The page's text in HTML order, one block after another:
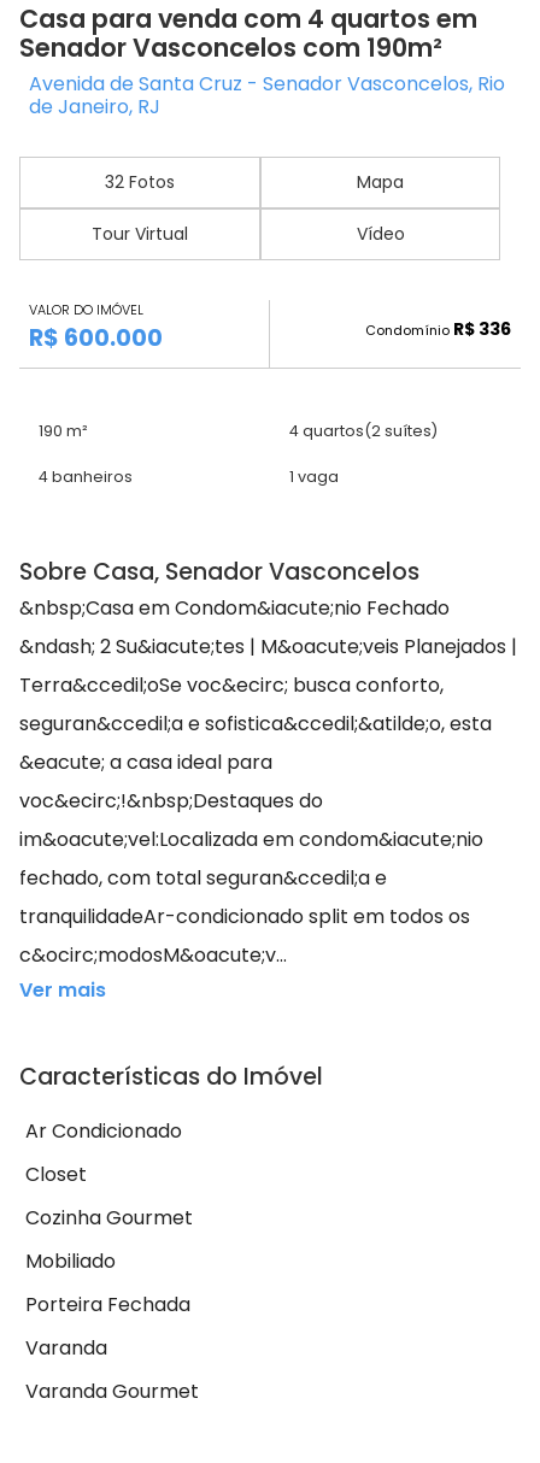
Casa para venda com 4 quartos em
Senador Vasconcelos com 190m²
Avenida de Santa Cruz - Senador Vasconcelos, Rio
de Janeiro, RJ
32 Fotos Mapa
Tour Virtual Vídeo
VALOR DO IMÓVEL
R$ 600.000 Condomínio R$ 336
190 m² 4 quartos(2 suítes)
4 banheiros 1 vaga
Sobre Casa, Senador Vasconcelos
&nbsp;Casa em Condom&iacute;nio Fechado
&ndash; 2 Su&iacute;tes | M&oacute;veis Planejados |
Terra&ccedil;oSe voc&ecirc; busca conforto,
seguran&ccedil;a e sofistica&ccedil;&atilde;o, esta
&eacute; a casa ideal para
voc&ecirc;!&nbsp;Destaques do
im&oacute;vel:Localizada em condom&iacute;nio
fechado, com total seguran&ccedil;a e
tranquilidadeAr-condicionado split em todos os
c&ocirc;modosM&oacute;v...
Ver mais
Características do Imóvel
Ar Condicionado
Closet
Cozinha Gourmet
Mobiliado
Porteira Fechada
Varanda
Varanda Gourmet